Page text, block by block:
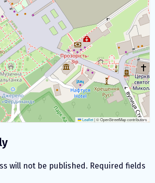
Leaflet|© OpenStreetMap contributors
will not be published. Required fields